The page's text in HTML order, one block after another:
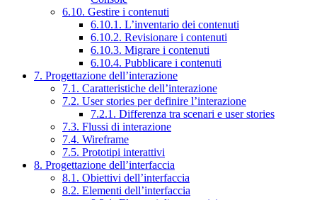
6.10. Gestire i contenuti
6.10.1. L’inventario dei contenuti
6.10.2. Revisionare i contenuti
6.10.3. Migrare i contenuti
6.10.4. Pubblicare i contenuti
7. Progettazione dell’interazione
7.1. Caratteristiche dell’interazione
7.2. User stories per definire l’interazione
7.2.1. Differenza tra scenari e user stories
7.3. Flussi di interazione
7.4. Wireframe
7.5. Prototipi interattivi
8. Progettazione dell’interfaccia
8.1. Obiettivi dell’interfaccia
8.2. Elementi dell’interfaccia